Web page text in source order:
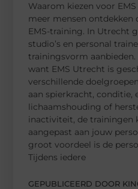
Waarom kiezen voor
meer mensen ontdekken
EMS-training. In Utrecht
studio’s en personal
trainingsvorm
want EMS Utrecht is
verschillende
aan spierkracht, conditie,
lichaamshouding of
inactiviteit, de trainingen
aangepast aan jouw
groot voordeel is de
Tijdens iedere
GEPUBLICEERD DOOR